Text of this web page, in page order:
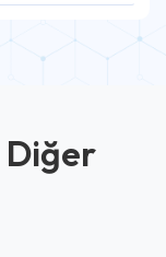
Diğer